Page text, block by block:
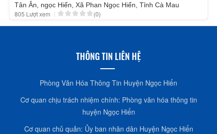
Tân Ân, ngọc Hiển, Xã Phan Ngọc Hiển, Tỉnh Cà Mau
805 Lượt xem (0)
THÔNG TIN LIÊN HỆ
Phòng Văn Hóa Thông Tin Huyện Ngọc Hiển
Cơ quan chịu trách nhiệm chính: Phòng văn hóa thông tin
huyện Ngọc Hiển
Cơ quan chủ quản: Ủy ban nhân dân Huyện Ngọc Hiển